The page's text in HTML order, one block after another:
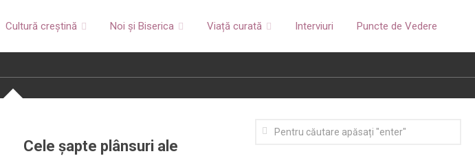
Cultură creștină Noi și Biserica Viață curată Interviuri Puncte de Vedere
Cele șapte plânsuri ale